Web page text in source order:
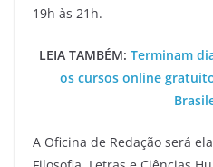
19h às 21h.
LEIA TAMBÉM: Terminam
os cursos online
A Oficina de Redação será